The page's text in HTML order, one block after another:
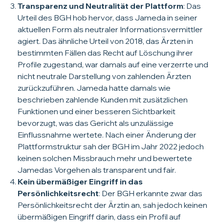
Transparenz und Neutralität der Plattform: Das
Urteil des BGH hob hervor, dass Jameda in seiner
aktuellen Form als neutraler Informationsvermittler
agiert. Das ähnliche Urteil von 2018, das Ärzten in
bestimmten Fällen das Recht auf Löschung ihrer
Profile zugestand, war damals auf eine verzerrte und
nicht neutrale Darstellung von zahlenden Ärzten
zurückzuführen. Jameda hatte damals wie
beschrieben zahlende Kunden mit zusätzlichen
Funktionen und einer besseren Sichtbarkeit
bevorzugt, was das Gericht als unzulässige
Einflussnahme wertete. Nach einer Änderung der
Plattformstruktur sah der BGH im Jahr 2022 jedoch
keinen solchen Missbrauch mehr und bewertete
Jamedas Vorgehen als transparent und fair.
Kein übermäßiger Eingriff in das
Persönlichkeitsrecht: Der BGH erkannte zwar das
Persönlichkeitsrecht der Ärztin an, sah jedoch keinen
übermäßigen Eingriff darin, dass ein Profil auf